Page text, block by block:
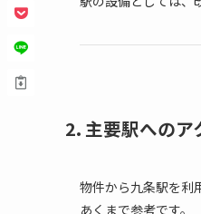
2. 主要駅へのア
物件から九条駅を利
あくまで参考です。